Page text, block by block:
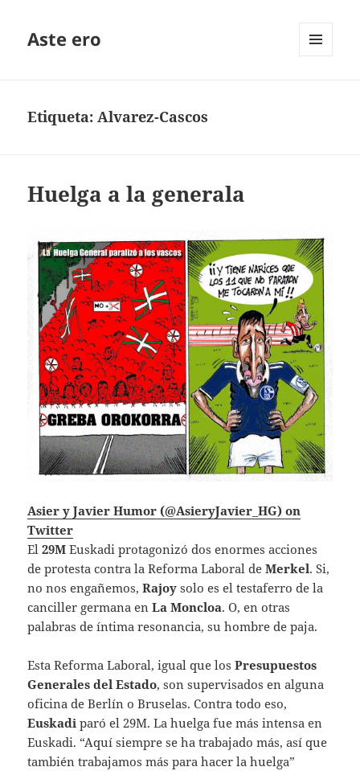
Aste ero
Etiqueta:Alvarez-Cascos
Huelga a la generala
Asier y Javier Humor (@AsieryJavier_HG) on
Twitter
El29M Euskadi protagonizó dos enormes acciones
de protesta contra la Reforma Laboral deMerkel. Si,
no nos engañemos,Rajoy solo es el testaferro de la
canciller germana enLa Moncloa. O, en otras
palabras de íntima resonancia, su hombre de paja.
Esta Reforma Laboral, igual que losPresupuestos
Generales del Estado, son supervisados en alguna
oficina de Berlín o Bruselas. Contra todo eso,
Euskadi paró el 29M. La huelga fue más intensa en
Euskadi. “Aquí siempre se ha trabajado más, así que
también trabajamos más para hacer la huelga”